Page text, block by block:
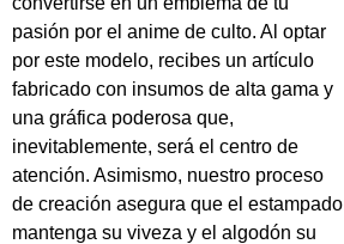
pasión por el anime de culto. Al optar
por este modelo, recibes un artículo
fabricado con insumos de alta gama y
una gráfica poderosa que,
inevitablemente, será el centro de
atención. Asimismo, nuestro proceso
de creación asegura que el estampado
mantenga su viveza y el algodón su